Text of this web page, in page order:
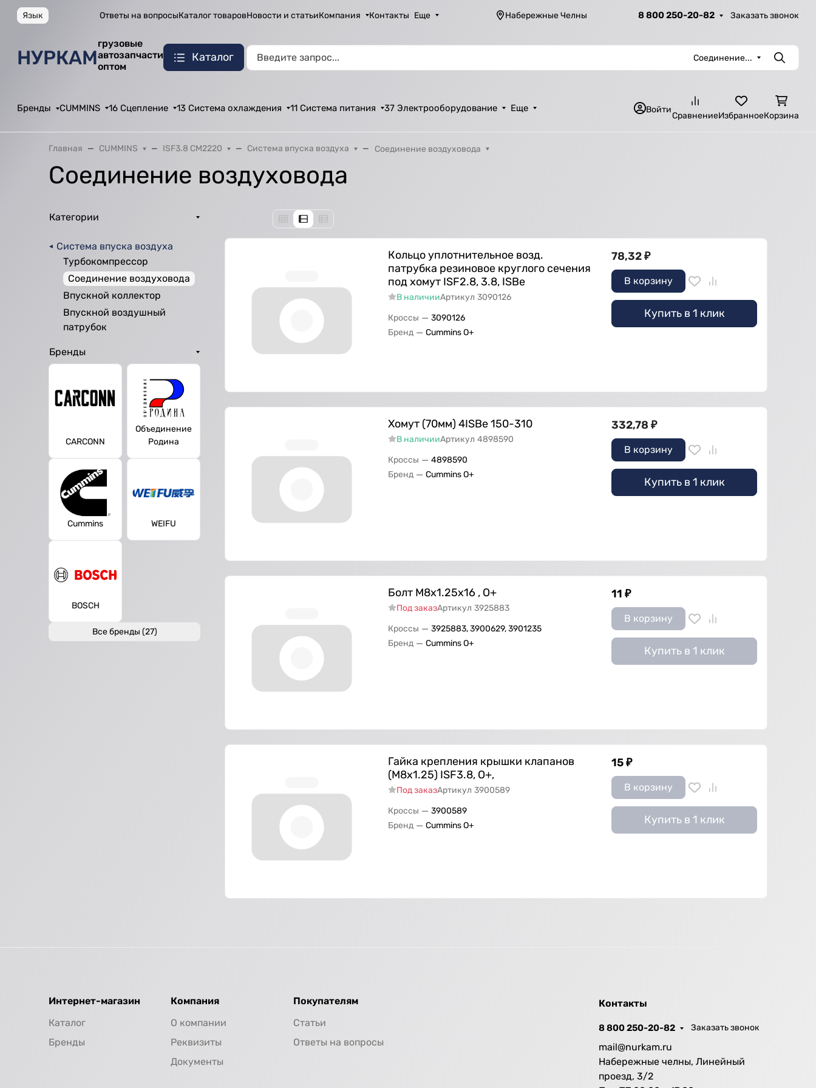
Язык Ответы на вопросыКаталог товаровНовости и статьиКомпания Контакты Еще Набережные Челны 8 800 250-20-82 Заказать звонок
НУРКАМ
грузовые
автозапчасти
оптом
Каталог Соединение... Поиск
Бренды CUMMINS 16 Сцепление 13 Система охлаждения 11 Система питания 37 Электрооборудование Еще Войти
СравнениеИзбранноеКорзина
Главная CUMMINS ISF3.8 CM2220 Система впуска воздуха Соединение воздуховода
Соединение воздуховода
Категории
Система впуска воздуха
Турбокомпрессор
Соединение воздуховода
Впускной коллектор
Впускной воздушный
патрубок
Бренды
CARCONN
Объединение
Родина
Cummins WEIFU
BOSCH
Все бренды (27)
Кольцо уплотнительное возд.
патрубка резиновое круглого сечения
под хомут ISF2.8, 3.8, ISВе
В наличииАртикул 3090126
Кроссы — 3090126
Бренд — Cummins O+
78,32₽
В корзину
Купить в 1 клик
Хомут (70мм) 4ISBe 150-310
В наличииАртикул 4898590
Кроссы — 4898590
Бренд — Cummins O+
332,78 ₽
В корзину
Купить в 1 клик
Болт M8x1.25x16 , О+
Под заказАртикул 3925883
Кроссы — 3925883, 3900629, 3901235
Бренд — Cummins O+
11 ₽
В корзину
Купить в 1 клик
Гайка крепления крышки клапанов
(M8x1.25) ISF3.8, О+,
Под заказАртикул 3900589
Кроссы — 3900589
Бренд — Cummins O+
15₽
В корзину
Купить в 1 клик
Интернет-магазин
Каталог
Бренды
Компания
О компании
Реквизиты
Документы
Покупателям
Статьи
Ответы на вопросы
Контакты
8 800 250-20-82 Заказать звонок
mail@nurkam.ru
Набережные челны, Линейный
проезд, 3/2